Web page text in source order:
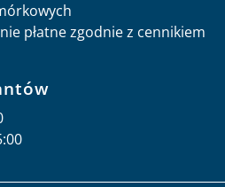
płatne zgodnie z cennikiem